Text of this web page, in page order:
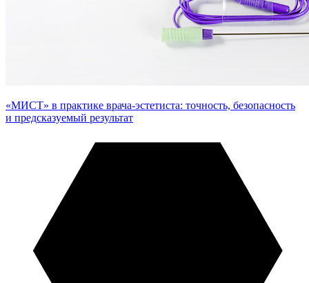
«МИСТ» в практике врача-эстетиста: точность, безопасность
и предсказуемый результат